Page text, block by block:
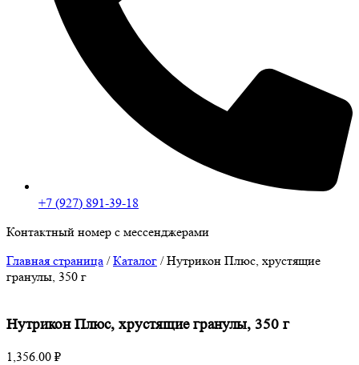
+7 (927) 891-39-18
Контактный номер с мессенджерами
Главная страница /Каталог /Нутрикон Плюс, хрустящие
гранулы, 350 г
Нутрикон Плюс, хрустящие гранулы, 350 г
1,356.00 ₽